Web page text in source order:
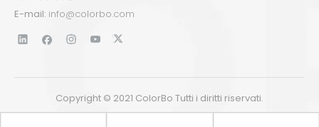
E-mail: info@colorbo.com
Copyright © 2021 ColorBo Tutti i diritti riservati.